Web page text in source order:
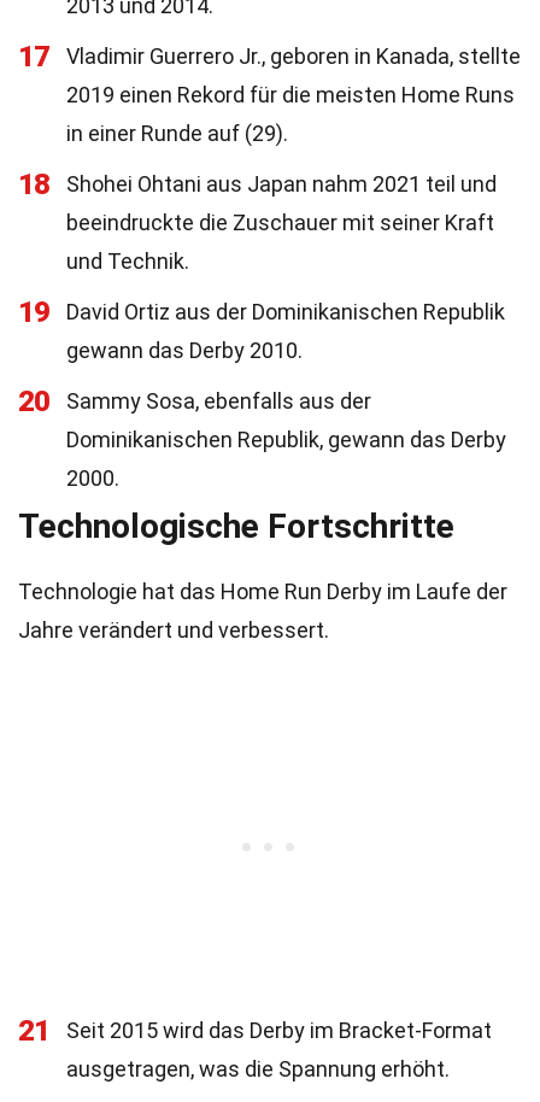
2013 und 2014.
17
Vladimir Guerrero Jr., geboren in Kanada, stellte
2019 einen Rekord für die meisten Home Runs
in einer Runde auf (29).
18
Shohei Ohtani aus Japan nahm 2021 teil und
beeindruckte die Zuschauer mit seiner Kraft
und Technik.
19
David Ortiz aus der Dominikanischen Republik
gewann das Derby 2010.
20
Sammy Sosa, ebenfalls aus der
Dominikanischen Republik, gewann das Derby
2000.
Technologische Fortschritte
Technologie hat das Home Run Derby im Laufe der
Jahre verändert und verbessert.
21
Seit 2015 wird das Derby im Bracket-Format
ausgetragen, was die Spannung erhöht.